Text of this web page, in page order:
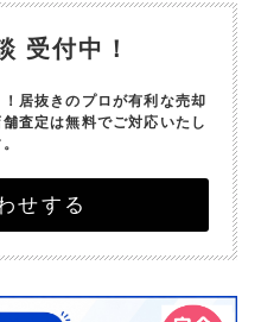
受付中！
居抜きのプロが有利な売却
査定は無料でご対応いたし
せする